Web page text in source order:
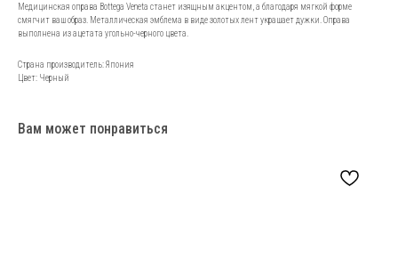
Медицинская оправа Bottega Veneta станет изящным акцентом, а благодаря мягкой форме
смягчит ваш образ. Металлическая эмблема в виде золотых лент украшает дужки. Оправа
выполнена из ацетата угольно-черного цвета.
Страна производитель: Япония
Цвет: Черный
Вам может понравиться